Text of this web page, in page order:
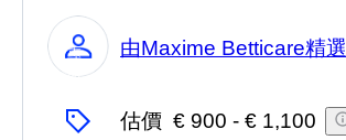
專
家
由Maxime Betticare精選
估價 € 900 - € 1,100